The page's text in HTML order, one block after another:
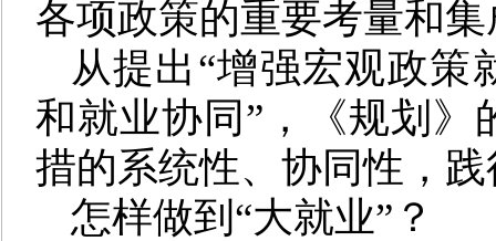
各项政策的重要考量和
从提出“增强宏观政策
和就业协同”，《规划》
措的系统性、协同性，
怎样做到“大就业”？